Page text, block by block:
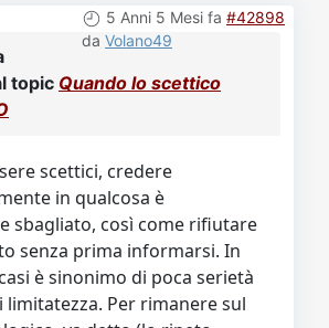
5 Anni 5 Mesi fa #42898
da Volano49
topic Quando lo scettico
scettici, credere
in qualcosa è
sbagliato, così come rifiutare
senza prima informarsi. In
è sinonimo di poca serietà
limitatezza. Per rimanere sul